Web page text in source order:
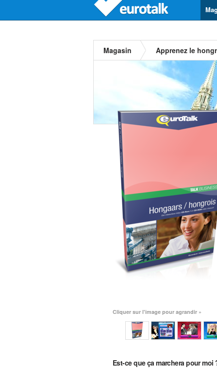
Magasin Apprenez le
Cliquer sur l'image pour agrandir »
Est-ce que ça marchera pour moi